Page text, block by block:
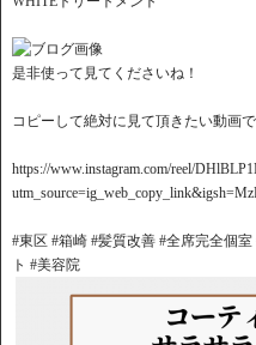
是非使って見てくださいね！
コピーして絶対に見て頂きたい動画
https://www.instagram.com/reel/
#東区 #箱崎 #髪質改善 #全席完全個
ト #美容院